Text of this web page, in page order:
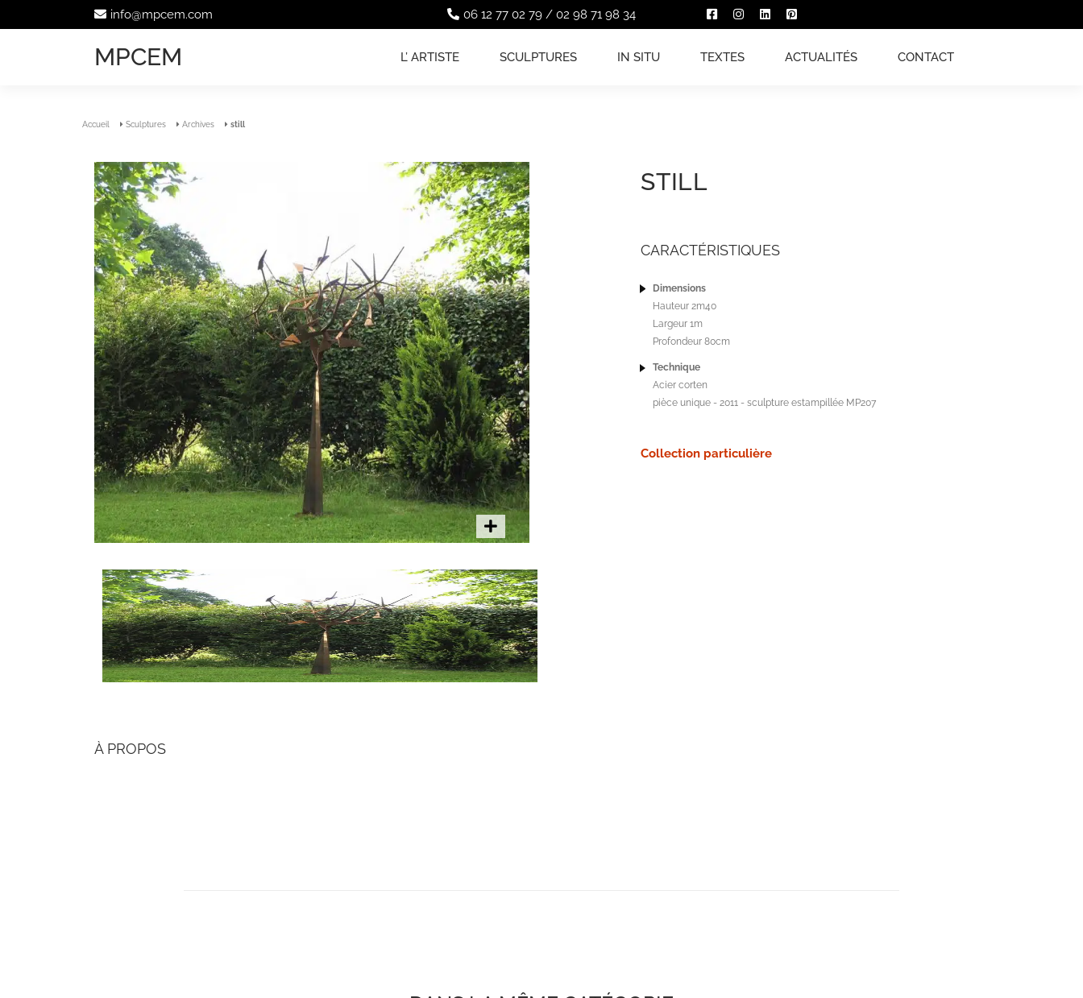
info@mpcem.com 06 12 77 02 79 / 02 98 71 98 34
MPCEM L’ ARTISTE SCULPTURES IN SITU TEXTES ACTUALITÉS CONTACT
Accueil Sculptures Archives still
STILL
CARACTÉRISTIQUES
Dimensions
Hauteur 2m40
Largeur 1m
Profondeur 80cm
Technique
Acier corten
pièce unique - 2011 - sculpture estampillée MP207
Collection particulière
À PROPOS